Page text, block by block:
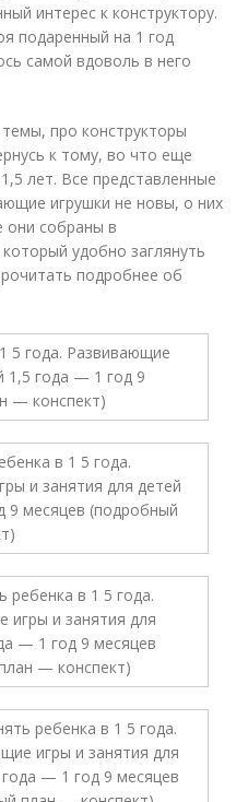
интерес к конструктору.
подаренный на 1 год
самой вдоволь в него
про конструкторы
к тому, во что еще
лет. Все представленные
игрушки не новы, о них
они собраны в
удобно заглянуть
подробнее об